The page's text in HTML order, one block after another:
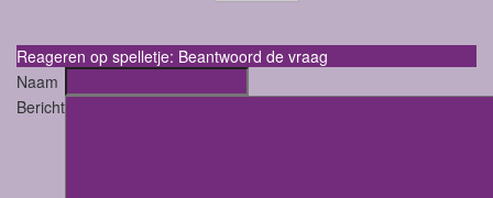
Reageren op spelletje: Beantwoord de vraag
Naam
Bericht